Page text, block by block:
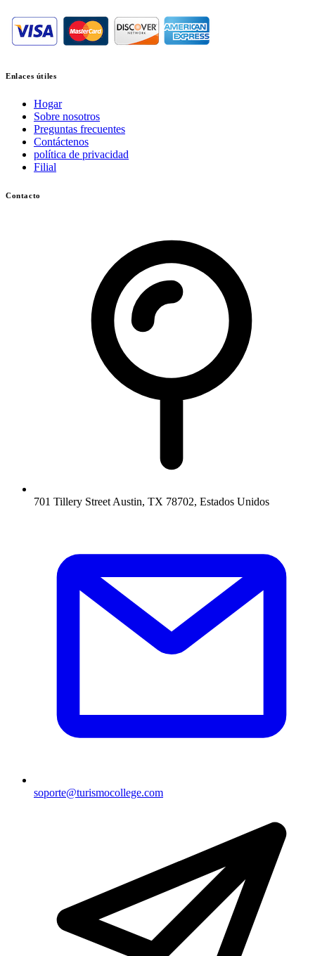
Enlaces útiles
Hogar
Sobre nosotros
Preguntas frecuentes
Contáctenos
política de privacidad
Filial
Contacto
701 Tillery Street Austin, TX 78702, Estados Unidos
soporte@turismocollege.com